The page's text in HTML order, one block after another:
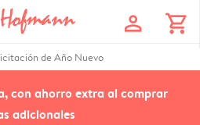
profile shopping_cart
de Año Nuevo
con ahorro extra al comprar
adicionales